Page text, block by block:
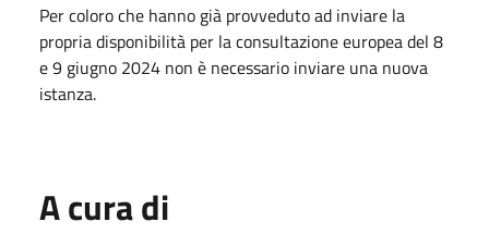
Per coloro che hanno già provveduto ad inviare la
propria disponibilità per la consultazione europea del 8
e 9 giugno 2024 non è necessario inviare una nuova
istanza.
A cura di